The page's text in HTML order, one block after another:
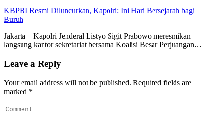
KBPBI Resmi Diluncurkan, Kapolri: Ini Hari Bersejarah bagi
Buruh
Jakarta – Kapolri Jenderal Listyo Sigit Prabowo meresmikan
langsung kantor sekretariat bersama Koalisi Besar Perjuangan…
Leave a Reply
Your email address will not be published. Required fields are
marked *